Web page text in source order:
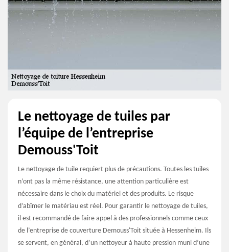
Le nettoyage de tuiles par
l’équipe de l’entreprise
Demouss'Toit
Le nettoyage de tuile requiert plus de précautions. Toutes les tuiles
n’ont pas la même résistance, une attention particulière est
nécessaire dans le choix du matériel et des produits. Le risque
d’abîmer le matériau est réel. Pour garantir le nettoyage de tuiles,
il est recommandé de faire appel à des professionnels comme ceux
de l’entreprise de couverture Demouss'Toit située à Hessenheim. Ils
se servent, en général, d’un nettoyeur à haute pression muni d’une